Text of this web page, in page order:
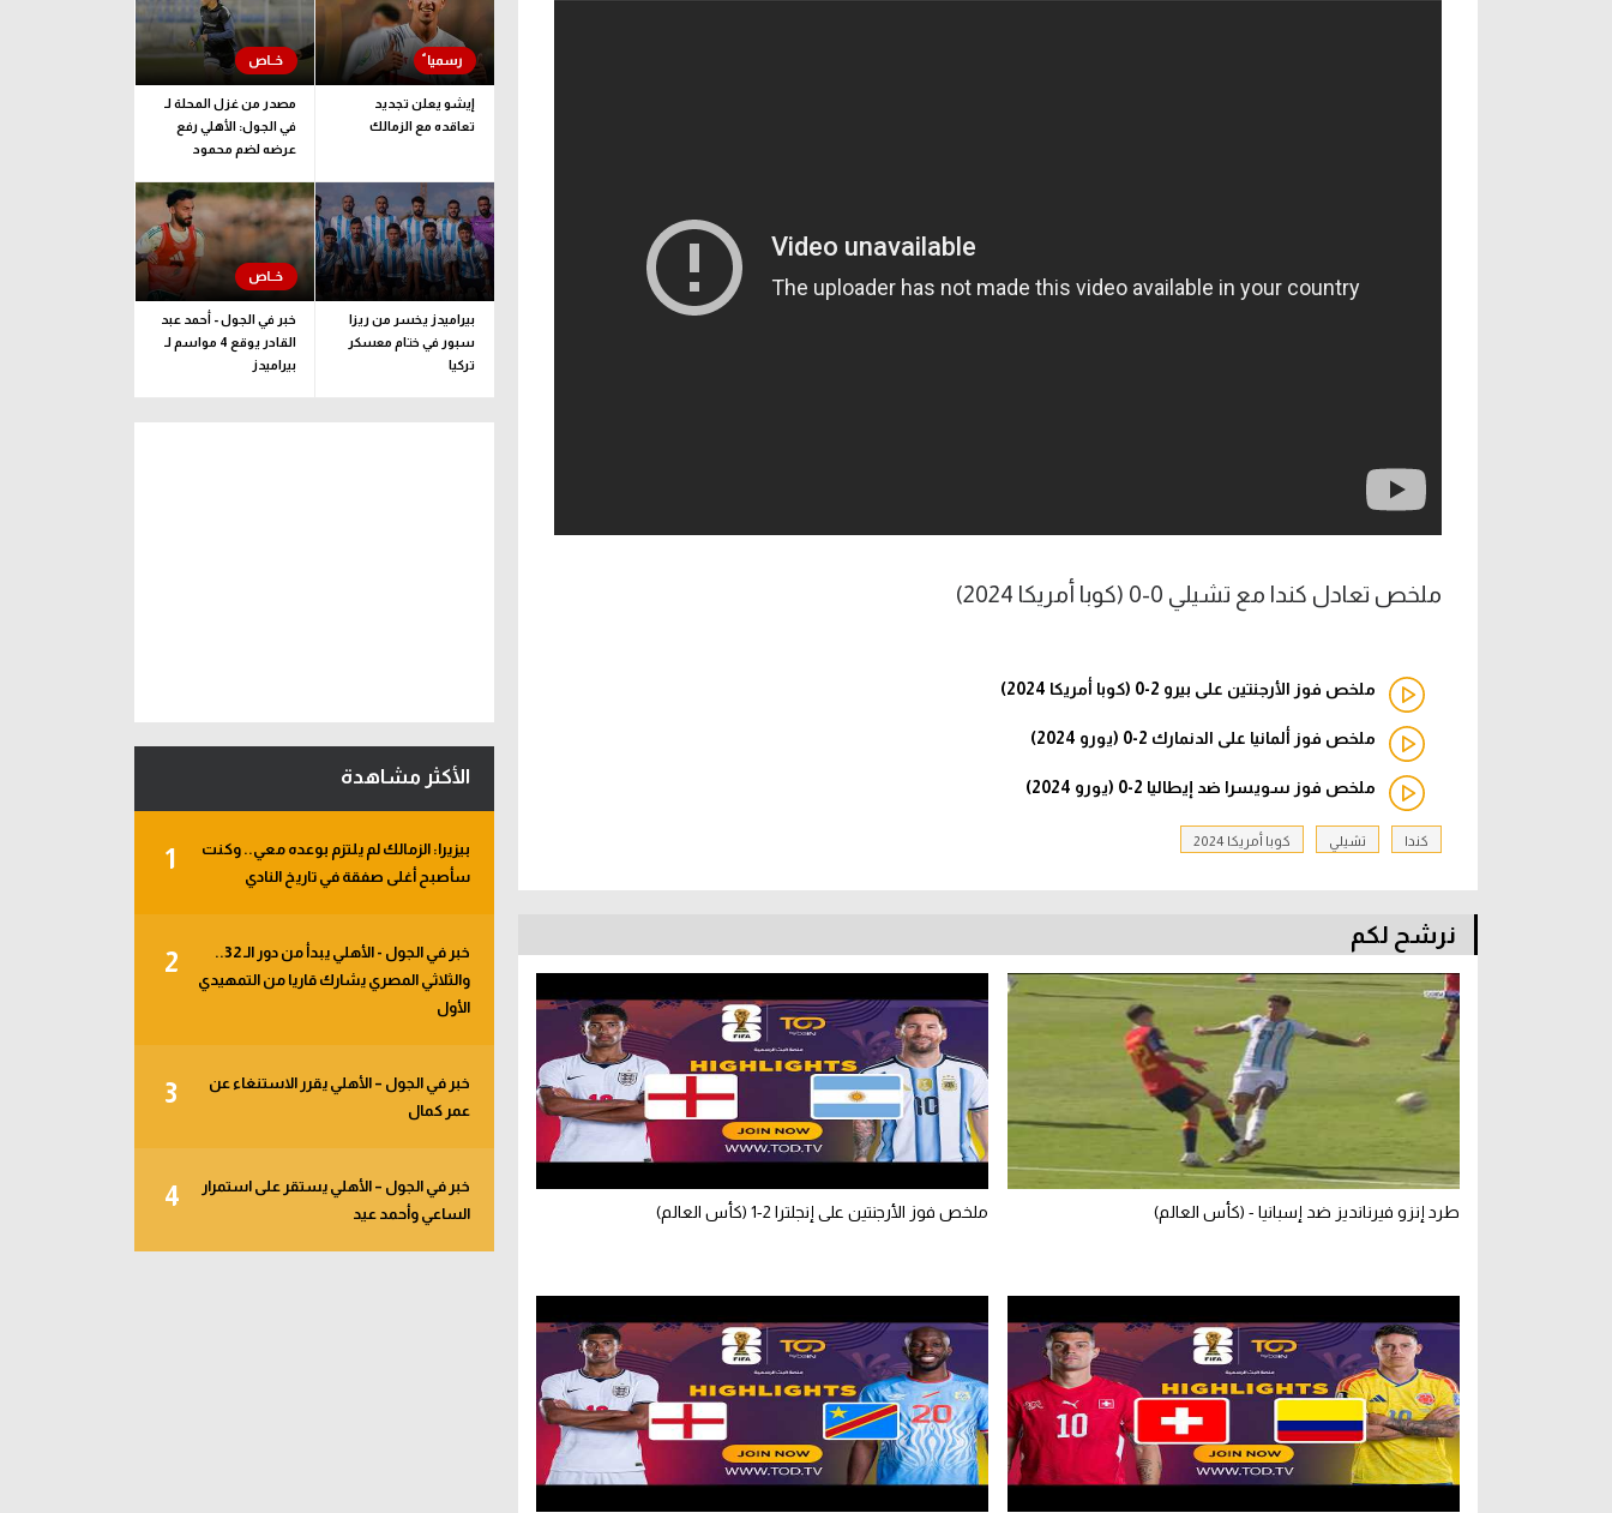
ملخص تعادل كندا مع تشيلي 0-0 (كوبا أمريكا 2024)
ملخص فوز الأرجنتين على بيرو 2-0 (كوبا أمريكا 2024)
ملخص فوز ألمانيا على الدنمارك 2-0 (يورو 2024)
ملخص فوز سويسرا ضد إيطاليا 2-0 (يورو 2024)
كندا تشيلي كوبا أمريكا 2024
نرشح لكم
طرد إنزو فيرنانديز ضد إسبانيا - (كأس العالم) ملخص فوز الأرجنتين على إنجلترا 2-1 (كأس العالم)
إيشو يعلن تجديد
تعاقده مع الزمالك
مصدر من غزل المحلة لـ
في الجول: الأهلي رفع
عرضه لضم محمود
بيراميدز يخسر من ريزا
سبور في ختام معسكر
تركيا
خبر في الجول - أحمد عبد
القادر يوقع 4 مواسم لـ
بيراميدز
الأكثر مشاهدة
1
بيزيرا: الزمالك لم يلتزم بوعده معي.. وكنت
سأصبح أغلى صفقة في تاريخ النادي
2
خبر في الجول - الأهلي يبدأ من دور الـ 32..
والثلاثي المصري يشارك قاريا من التمهيدي
الأول
3
خبر في الجول – الأهلي يقرر الاستنغاء عن
عمر كمال
4
خبر في الجول – الأهلي يستقر على استمرار
الساعي وأحمد عيد